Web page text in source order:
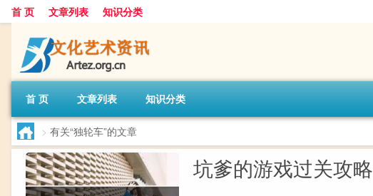
首 页 文章列表 知识分类
首 页 文章列表 知识分类
> 有关“独轮车”的文章
坑爹的游戏过关攻略